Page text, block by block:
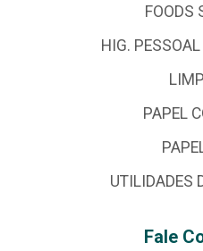
FOODS
HIG.
PAPEL
UTILIDADES
Fale